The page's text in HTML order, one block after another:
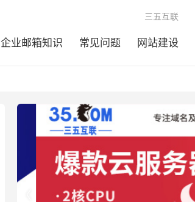
企业邮箱知识 常见问题 网站建设
三五互联